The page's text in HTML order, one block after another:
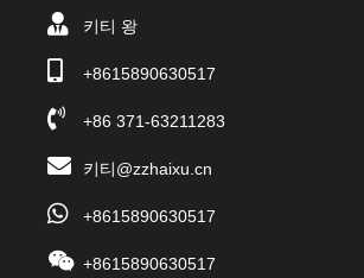
키티 왕
+8615890630517
+86 371-63211283
키티@zzhaixu.cn
+8615890630517
+8615890630517